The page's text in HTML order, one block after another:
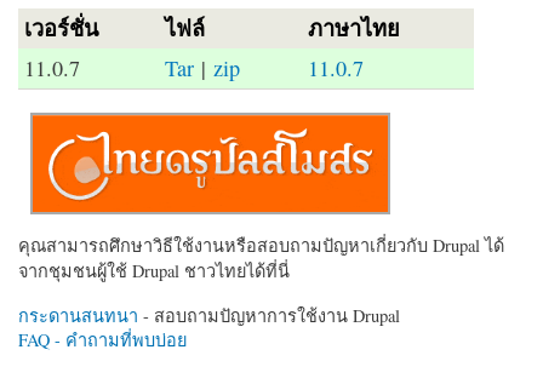
เวอร์ชั่น ไฟล์ ภาษาไทย
11.0.7 Tar | zip 11.0.7
คุณสามารถศึกษาวิธีใช้งานหรือสอบถามปัญหาเกี่ยวกับ Drupal ได้
จากชุมชนผู้ใช้ Drupal ชาวไทยได้ที่นี่
กระดานสนทนา - สอบถามปัญหาการใช้งาน Drupal
FAQ - คำถามที่พบบ่อย